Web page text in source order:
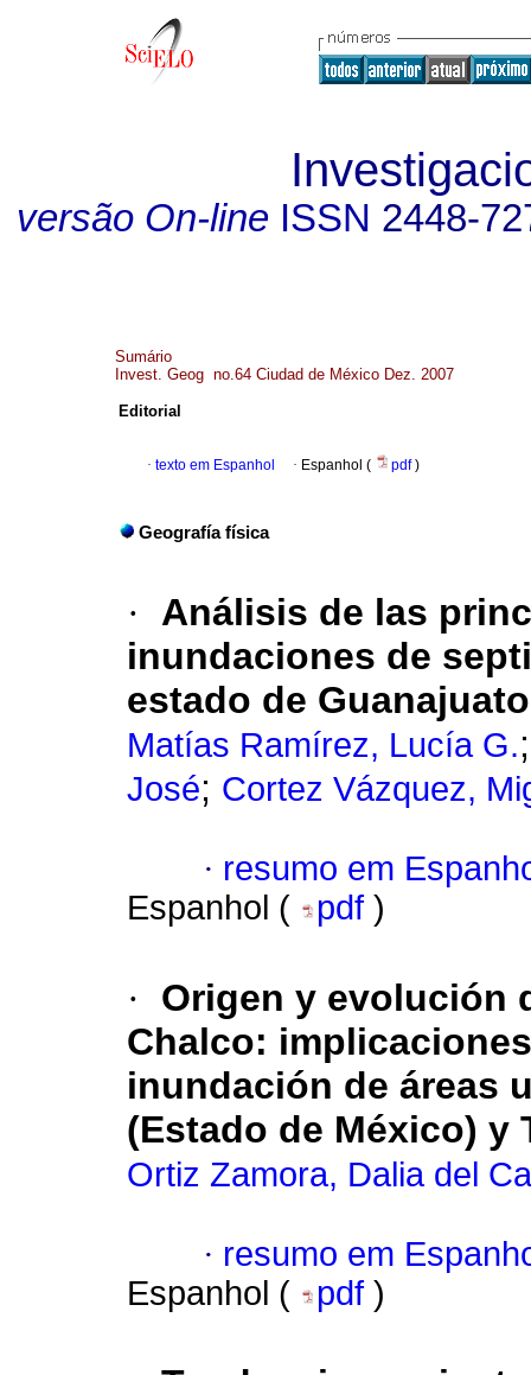
versão On-line ISSN 2448-
Sumário
Invest. Geog no.64 Ciudad de México Dez. 2007
Editorial
· texto em Espanhol · Espanhol ( pdf)
Geografía física
·
Análisis de las
inundaciones de
estado de
Matías Ramírez, Lucía G.
José; Cortez Vázquez,
· resumo em
Espanhol (
pdf )
·
Origen y evolución
Chalco:
inundación de áreas
(Estado de México) y
Ortiz Zamora, Dalia del
· resumo em
Espanhol (
pdf )